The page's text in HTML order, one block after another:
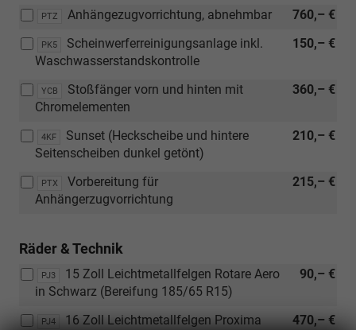
PTZ 760,– €
Anhängezugvorrichtung, abnehmbar
PK5 150,– €
Scheinwerferreinigungsanlage inkl.
Waschwasserstandskontrolle
YCB 360,– €
Stoßfänger vorn und hinten mit
Chromelementen
4KF 210,– €
Sunset (Heckscheibe und hintere
Seitenscheiben dunkel getönt)
PTX 215,– €
Vorbereitung für
Anhängerzugvorrichtung
Räder & Technik
PJ3 90,– €
15 Zoll Leichtmetallfelgen Rotare Aero
in Schwarz (Bereifung 185/65 R15)
PJ4 470,– €
16 Zoll Leichtmetallfelgen Proxima